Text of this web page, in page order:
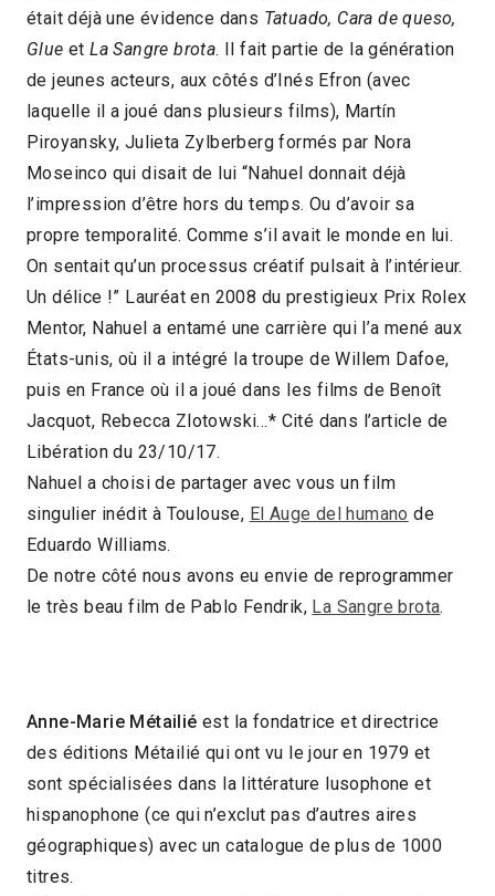
était déjà une évidence dans Tatuado, Cara de queso,
Glue et La Sangre brota. Il fait partie de la génération
de jeunes acteurs, aux côtés d’Inés Efron (avec
laquelle il a joué dans plusieurs films), Martín
Piroyansky, Julieta Zylberberg formés par Nora
Moseinco qui disait de lui “Nahuel donnait déjà
l’impression d’être hors du temps. Ou d’avoir sa
propre temporalité. Comme s’il avait le monde en lui.
On sentait qu’un processus créatif pulsait à l’intérieur.
Un délice !” Lauréat en 2008 du prestigieux Prix Rolex
Mentor, Nahuel a entamé une carrière qui l’a mené aux
États-unis, où il a intégré la troupe de Willem Dafoe,
puis en France où il a joué dans les films de Benoît
Jacquot, Rebecca Zlotowski…* Cité dans l’article de
Libération du 23/10/17.
Nahuel a choisi de partager avec vous un film
singulier inédit à Toulouse, El Auge del humano de
Eduardo Williams.
De notre côté nous avons eu envie de reprogrammer
le très beau film de Pablo Fendrik, La Sangre brota.
Anne-Marie Métailié est la fondatrice et directrice
des éditions Métailié qui ont vu le jour en 1979 et
sont spécialisées dans la littérature lusophone et
hispanophone (ce qui n’exclut pas d’autres aires
géographiques) avec un catalogue de plus de 1000
titres.